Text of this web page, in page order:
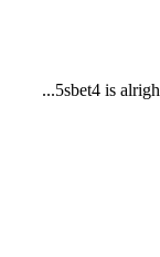
5sbet4 is